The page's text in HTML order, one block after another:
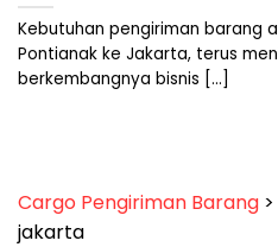
Kebutuhan pengiriman barang
Pontianak ke Jakarta, terus
berkembangnya bisnis [...]
Cargo Pengiriman Barang >
jakarta